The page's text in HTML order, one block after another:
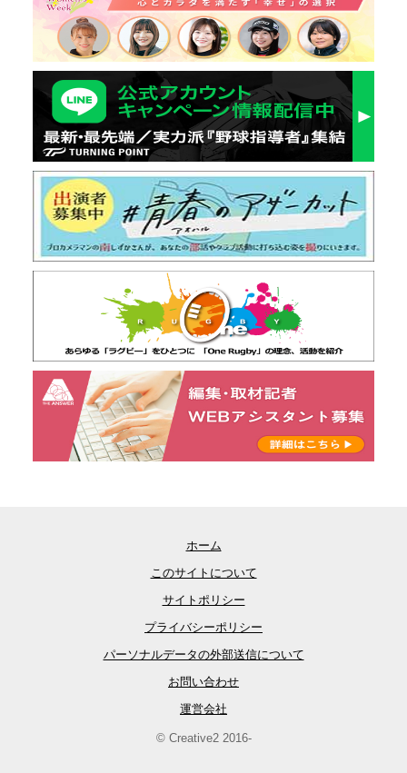
ホーム
このサイトについて
サイトポリシー
プライバシーポリシー
パーソナルデータの外部送信について
お問い合わせ
運営会社
© Creative2 2016-